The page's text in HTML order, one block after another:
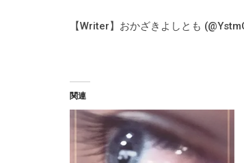
【Writer】おかざきよしとも
関連